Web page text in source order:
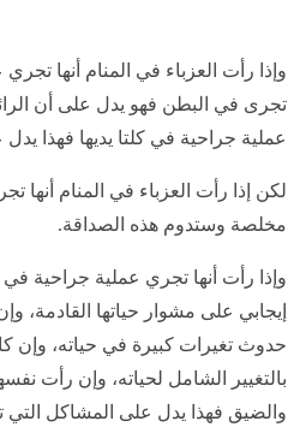
وإذا رأت العزباء في المنام أنها
تجرى في البطن فهو يدل على أن
عملية جراحية في كلتا يديها فهذا
لكن إذا رأت العزباء في المنام
مخلصة وستدوم هذه الصداقة.
وإذا رأت أنها تجري عملية جراحية
إيجابي على مشوار حياتها
حدوث تغيرات كبيرة في حياته، وإن
بالتغيير الشامل لحياته، وإن رأت
والضيق فهذا يدل على المشاكل التي